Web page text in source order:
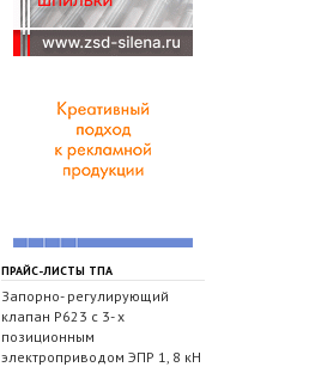
ПРАЙС-ЛИСТЫ ТПА
Запорно- регулирующий
клапан Р623 с 3- х
позиционным
электроприводом ЭПР 1, 8 кН